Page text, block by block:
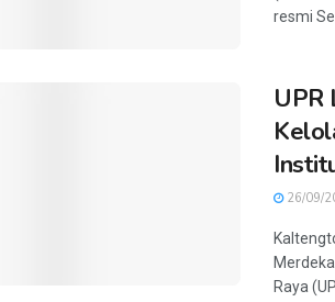
resmi
UPR
26/09/
Raya